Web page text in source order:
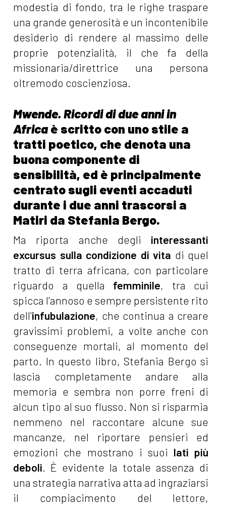
modestia di fondo, tra le righe traspare
una grande generosità e un incontenibile
desiderio di rendere al massimo delle
proprie potenzialità, il che fa della
missionaria/direttrice una persona
oltremodo coscienziosa.
Mwende. Ricordi di due anni in
Africaè scritto con uno stile a
tratti poetico, che denota una
buona componente di
sensibilità, ed è principalmente
centrato sugli eventi accaduti
durante i due anni trascorsi a
Matiri da Stefania Bergo.
Ma riporta anche degli interessanti
excursus sulla condizione di vita di quel
tratto di terra africana, con particolare
riguardo a quella femminile, tra cui
spicca l'annoso e sempre persistente rito
dell'infubulazione, che continua a creare
gravissimi problemi, a volte anche con
conseguenze mortali, al momento del
parto. In questo libro, Stefania Bergo si
lascia completamente andare alla
memoria e sembra non porre freni di
alcun tipo al suo flusso. Non si risparmia
nemmeno nel raccontare alcune sue
mancanze, nel riportare pensieri ed
emozioni che mostrano i suoi lati più
deboli. È evidente la totale assenza di
una strategia narrativa atta ad ingraziarsi
il compiacimento del lettore,